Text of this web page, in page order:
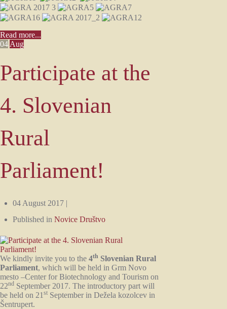
Read more...
04 Aug
Participate at the
4. Slovenian
Rural
Parliament!
04 August 2017 |
Published in Novice Društvo
We kindly invite you to the 4th Slovenian Rural
Parliament, which will be held in Grm Novo
mesto –Center for Biotechnology and Tourism on
22nd September 2017. The introductory part will
be held on 21 st September in Dežela kozolcev in
Šentrupert.